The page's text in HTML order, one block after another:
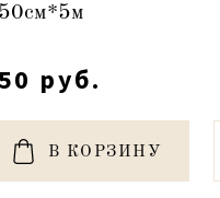
50см*5м
руб.
В КОРЗИНУ